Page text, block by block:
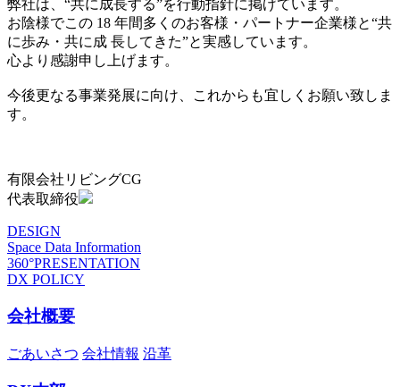
弊社は、“共に成長する”を行動指針に掲げています。
お陰様でこの 18 年間多くのお客様・パートナー企業様と“共
に歩み・共に成 長してきた”と実感しています。
心より感謝申し上げます。
今後更なる事業発展に向け、これからも宜しくお願い致しま
す。
有限会社リビングCG
代表取締役
DESIGN
Space Data Information
360°PRESENTATION
DX POLICY
会社概要
ごあいさつ 会社情報 沿革